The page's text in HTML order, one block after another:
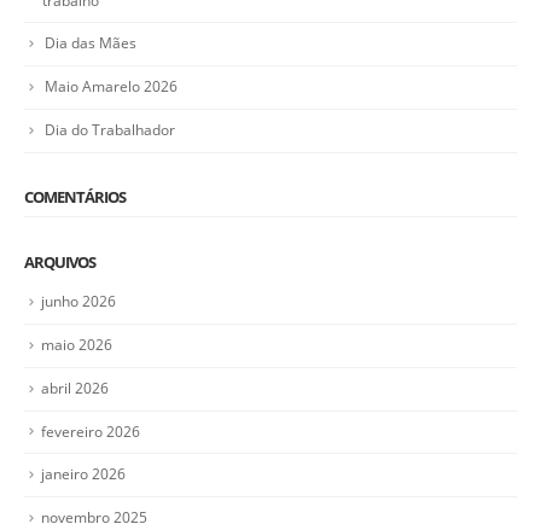
Dia das Mães
Maio Amarelo 2026
Dia do Trabalhador
COMENTÁRIOS
ARQUIVOS
junho 2026
maio 2026
abril 2026
fevereiro 2026
janeiro 2026
novembro 2025